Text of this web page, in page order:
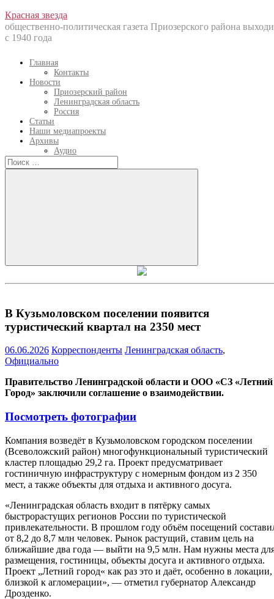
Перейти
к
содержанию
Красная звезда
общественно-политическая газета Приозерского района
с 1940 года
Главная
Контакты
Новости
Приозерский район
Ленинградская область
Россия
Статьи
Наши медиапроекты
Архивы
Аудио
Искать:
Искать
В Кузьмоловском поселении появится
туристический квартал на 2350 мест
06.06.2026 Корреспонденты Ленинградская область,
Официально
Правительство Ленинградской области и ООО «СЗ «Летний
Город» заключили соглашение о взаимодействии.
Посмотреть фотографии
Компания возведёт в Кузьмоловском городском поселении
(Всеволожский район) многофункциональный туристический
кластер площадью 29,2 га. Проект предусматривает
гостиничную инфраструктуру с номерным фондом из 2 350
мест, а также объекты для отдыха и активного досуга.
«Ленинградская область входит в пятёрку самых
быстрорастущих регионов России по туристической
привлекательности. В прошлом году объём посещений
от 8,2 до 8,7 млн человек. Рынок растущий, ставим цель на
ближайшие два года — выйти на 9,5 млн. Нам нужны места
размещения, гостиницы, объекты досуга и активного отдыха.
Проект „Летний город« как раз это и даёт, особенно в локации,
близкой к агломерации», — отметил губернатор Александр
Дрозденко.